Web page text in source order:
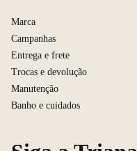
Marca
Campanhas
Entrega e frete
Trocas e devolução
Manutenção
Banho e cuidados